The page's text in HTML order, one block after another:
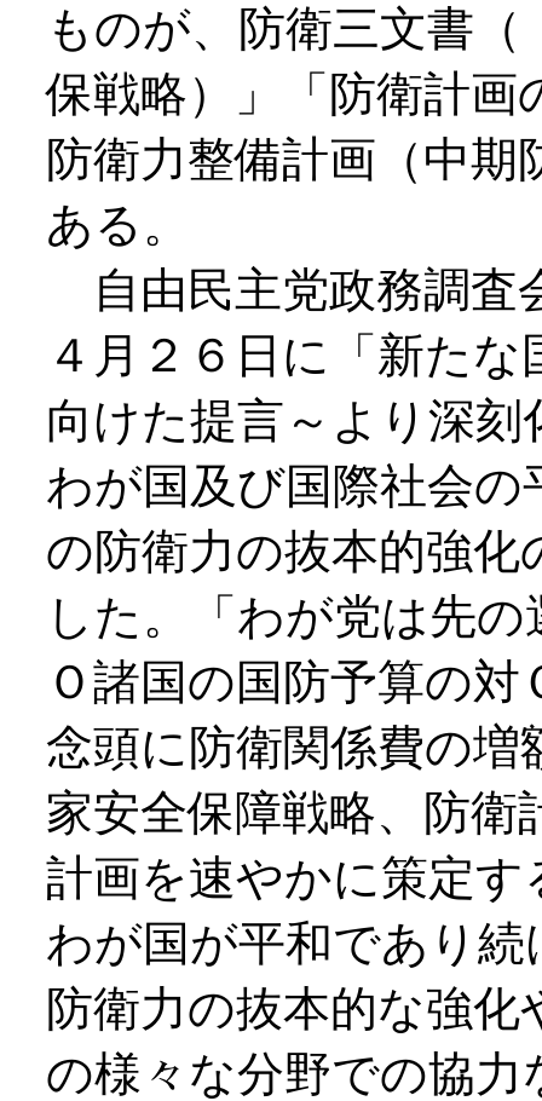
ものが、防衛三文書
保戦略）」「防衛計画
防衛力整備計画（中
ある。
自由民主党政務調査
４月２６日に「新た
向けた提言～より深
わが国及び国際社会
の防衛力の抜本的強
した。「わが党は先
Ｏ諸国の国防予算の
念頭に防衛関係費の
家安全保障戦略、防衛
計画を速やかに策定
わが国が平和であり
防衛力の抜本的な強
の様々な分野での協